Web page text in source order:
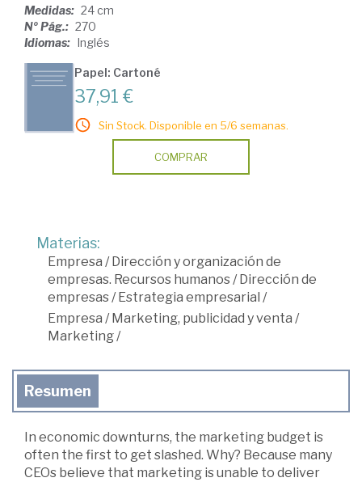
Medidas: 24 cm
Nº Pág.: 270
Idiomas: Inglés
Papel: Cartoné
37,91 €
Sin Stock. Disponible en 5/6 semanas.
COMPRAR
Materias:
Empresa /Dirección y organización de
empresas. Recursos humanos/Dirección de
empresas/Estrategia empresarial /
Empresa /Marketing, publicidad y venta /
Marketing/
Resumen
In economic downturns, the marketing budget is
often the first to get slashed. Why? Because many
CEOs believe that marketing is unable to deliver